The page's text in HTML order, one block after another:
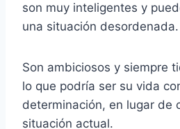
son muy inteligentes y
una situación desordenada.
Son ambiciosos y siempre
lo que podría ser su vida
determinación, en lugar de
situación actual.